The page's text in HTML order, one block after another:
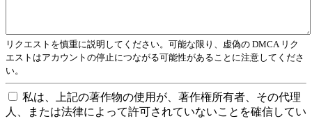
リクエストを慎重に説明してください。可能な限り、虚偽の DMCA リク
エストはアカウントの停止につながる可能性があることに注意してくださ
い。
私は、上記の著作物の使用が、著作権所有者、その代理
人、または法律によって許可されていないことを確信してい